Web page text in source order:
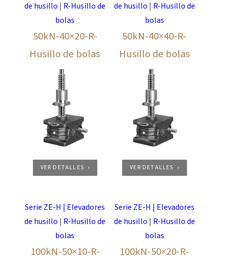
de husillo | R-Husillo de
bolas
50kN-40×20-R-
Husillo de bolas
VER DETALLES
de husillo | R-Husillo de
bolas
50kN-40×40-R-
Husillo de bolas
VER DETALLES
Serie ZE-H | Elevadores
de husillo | R-Husillo de
bolas
100kN-50×10-R-
Serie ZE-H | Elevadores
de husillo | R-Husillo de
bolas
100kN-50×20-R-